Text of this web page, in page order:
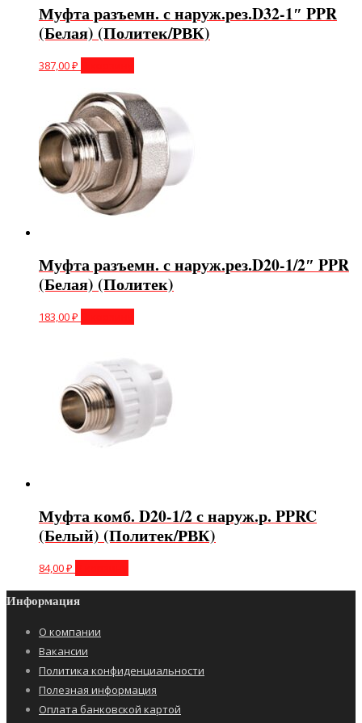
Муфта разъемн. с наруж.рез.D32-1″ PPR
(Белая) (Политек/РВК)
387,00₽
Муфта разъемн. с наруж.рез.D20-1/2″ PPR
(Белая) (Политек)
183,00₽
Муфта комб. D20-1/2 с наруж.р. PPRC
(Белый) (Политек/РВК)
84,00₽
Информация
О компании
Вакансии
Политика конфиденциальности
Полезная информация
Оплата банковской картой